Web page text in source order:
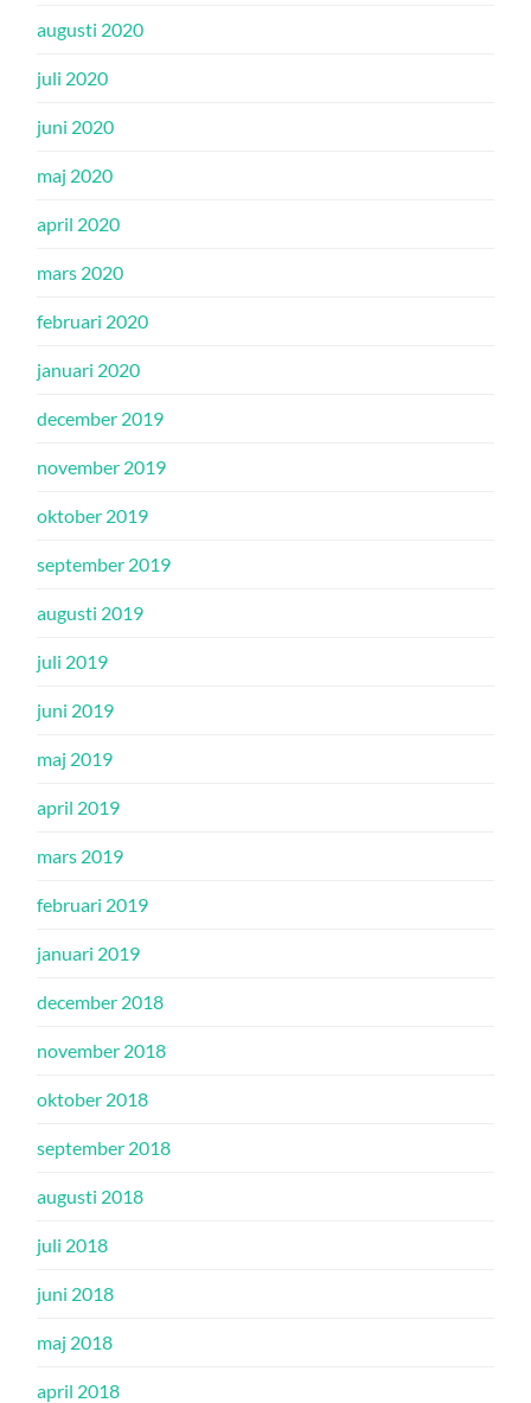
augusti 2020
juli 2020
juni 2020
maj 2020
april 2020
mars 2020
februari 2020
januari 2020
december 2019
november 2019
oktober 2019
september 2019
augusti 2019
juli 2019
juni 2019
maj 2019
april 2019
mars 2019
februari 2019
januari 2019
december 2018
november 2018
oktober 2018
september 2018
augusti 2018
juli 2018
juni 2018
maj 2018
april 2018